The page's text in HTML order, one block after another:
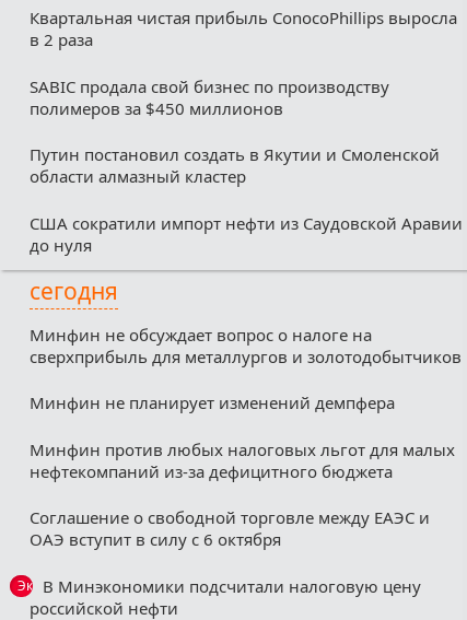
Квартальная чистая прибыль ConocoPhillips выросла
в 2 раза
SABIC продала свой бизнес по производству
полимеров за $450 миллионов
Путин постановил создать в Якутии и Смоленской
области алмазный кластер
США сократили импорт нефти из Саудовской Аравии
до нуля
сегодня
Минфин не обсуждает вопрос о налоге на
сверхприбыль для металлургов и золотодобытчиков
Минфин не планирует изменений демпфера
Минфин против любых налоговых льгот для малых
нефтекомпаний из-за дефицитного бюджета
Соглашение о свободной торговле между ЕАЭС и
ОАЭ вступит в силу с 6 октября
Эксклюзив
В Минэкономики подсчитали налоговую цену
российской нефти